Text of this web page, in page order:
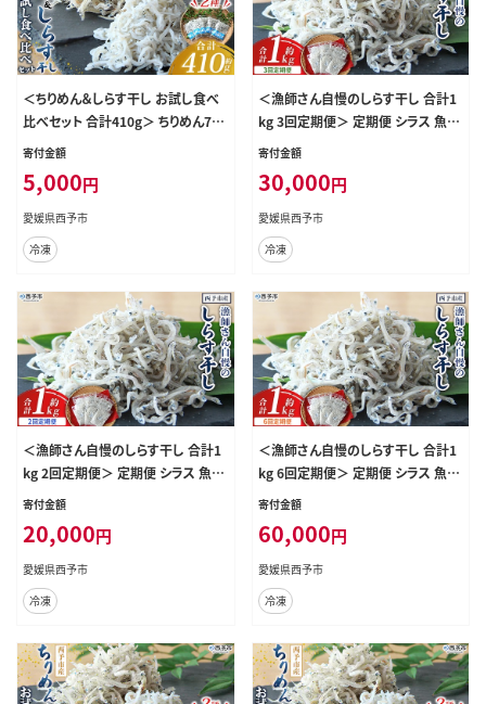
＜ちりめん＆しらす干し お試し食べ
比べセット 合計410g＞ ちりめん70g
×3 しらす干し100g×2 西予市産 ち
合せ チリメン シラス 家庭用 小分け
産地直送 濱田水産 愛媛県 西予市
寄付金額
5,000円
愛媛県西予市
冷凍
＜漁師さん自慢のしらす干し 合計1
kg 3回定期便＞ 定期便 シラス 魚介
類 さかな 海産物 海鮮 海の幸 小分
特産品 濱田水産 愛媛県 西予市 【冷
凍】『お申込み月の翌月より配送を開
始します』
寄付金額
30,000円
愛媛県西予市
冷凍
＜漁師さん自慢のしらす干し 合計1
kg 2回定期便＞ 定期便 シラス 魚介
類 さかな 海産物 海鮮 海の幸 小分
特産品 濱田水産 愛媛県 西予市 【冷
凍】『お申込み月の翌月より配送を開
始します』
寄付金額
20,000円
愛媛県西予市
冷凍
＜漁師さん自慢のしらす干し 合計1
kg 6回定期便＞ 定期便 シラス 魚介
類 さかな 海産物 海鮮 海の幸 小分
特産品 濱田水産 愛媛県 西予市 【冷
凍】『お申込み月の翌月より配送を開
始します』
寄付金額
60,000円
愛媛県西予市
冷凍